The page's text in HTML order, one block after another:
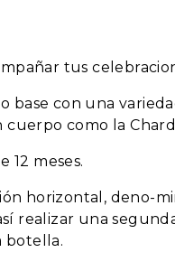
tus
base con una
como la
meses.
horizontal, deno-
realizar una
botella.